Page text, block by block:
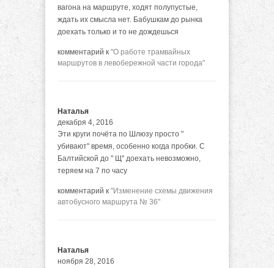
вагона на маршруте, ходят полупустые,
ждать их смысла нет. Бабушкам до рынка
доехать только и то не дождешься
комментарий к "О работе трамвайных
маршрутов в левобережной части города"
Наталья
декабря 4, 2016
Эти круги почёта по Шлюзу просто "
убивают" время, особенно когда пробки. С
Балтийской до " Щ" доехать невозможно,
теряем на 7 по часу
комментарий к "Изменение схемы движения
автобусного маршрута № 36"
Наталья
ноября 28, 2016